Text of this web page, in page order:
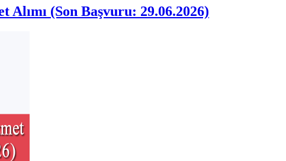
Alımı (Son Başvuru: 29.06.2026)